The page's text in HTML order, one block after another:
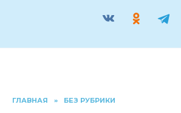
ГЛАВНАЯ » БЕЗ РУБРИКИ